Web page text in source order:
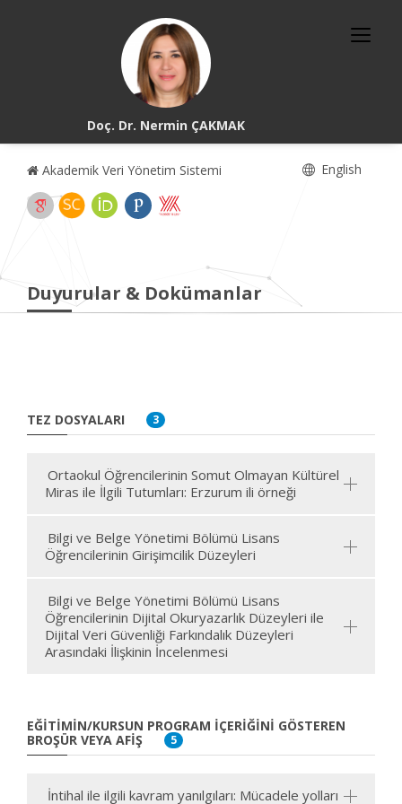
Doç. Dr. Nermin ÇAKMAK
Akademik Veri Yönetim Sistemi English
Duyurular & Dokümanlar
TEZ DOSYALARI 3
Ortaokul Öğrencilerinin Somut Olmayan Kültürel
Miras ile İlgili Tutumları: Erzurum ili örneği
Bilgi ve Belge Yönetimi Bölümü Lisans
Öğrencilerinin Girişimcilik Düzeyleri
Bilgi ve Belge Yönetimi Bölümü Lisans
Öğrencilerinin Dijital Okuryazarlık Düzeyleri ile
Dijital Veri Güvenliği Farkındalık Düzeyleri
Arasındaki İlişkinin İncelenmesi
EĞITIMIN/KURSUN PROGRAM İÇERIĞINI GÖSTEREN
BROŞÜR VEYA AFIŞ
5
İntihal ile ilgili kavram yanılgıları: Mücadele yolları